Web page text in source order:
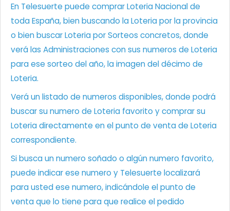
En Telesuerte puede comprar Loteria Nacional de
toda España, bien buscando la Loteria por la provincia
o bien buscar Loteria por Sorteos concretos, donde
verá las Administraciones con sus numeros de Loteria
para ese sorteo del año, la imagen del décimo de
Loteria.
Verá un listado de numeros disponibles, donde podrá
buscar su numero de Loteria favorito y comprar su
Loteria directamente en el punto de venta de Loteria
correspondiente.
Si busca un numero soñado o algún numero favorito,
puede indicar ese numero y Telesuerte localizará
para usted ese numero, indicándole el punto de
venta que lo tiene para que realice el pedido